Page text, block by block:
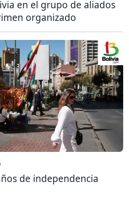
en el grupo de aliados
organizado
de independencia